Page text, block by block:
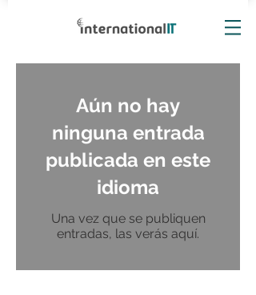
Aún no hay
ninguna entrada
publicada en este
idioma
Una vez que se publiquen
entradas, las verás aquí.